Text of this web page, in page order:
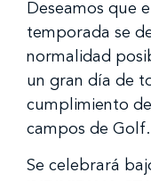
Deseamos que
temporada se
normalidad
un gran día de
cumplimiento
campos de Golf.
Se celebrará